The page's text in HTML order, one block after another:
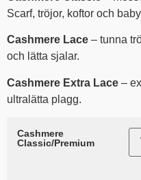
Scarf, tröjor, koftor och
Cashmere Lace – tunna
och lätta sjalar.
Cashmere Extra Lace –
ultralätta plagg.
Cashmere
Classic/Premium